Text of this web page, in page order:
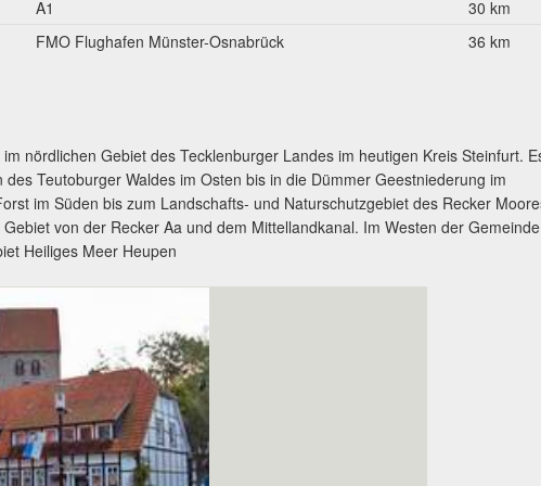
A1
30 km
FMO Flughafen Münster-Osnabrück 36 km
nördlichen Gebiet des Tecklenburger Landes im heutigen Kreis Steinfurt.
Teutoburger Waldes im Osten bis in die Dümmer Geestniederung im
im Süden bis zum Landschafts- und Naturschutzgebiet des Recker
von der Recker Aa und dem Mittellandkanal. Im Westen der Gemeinde
Heiliges Meer Heupen